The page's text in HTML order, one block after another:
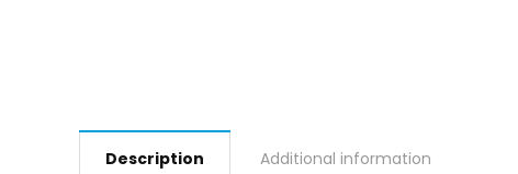
Description Additional information